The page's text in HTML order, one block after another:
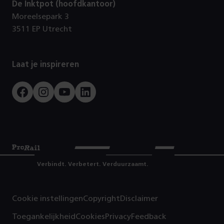
De Inktpot (hoofdkantoor)
Moreelsepark 3
3511 EP Utrecht
Laat je inspireren
FacebookInstagram
YoutubeLinkedIn
Prorail
Verbindt. Verbetert. Verduurzaamt.
Cookie instellingenCopyright Disclaimer
Toegankelijkheid Cookies PrivacyFeedback